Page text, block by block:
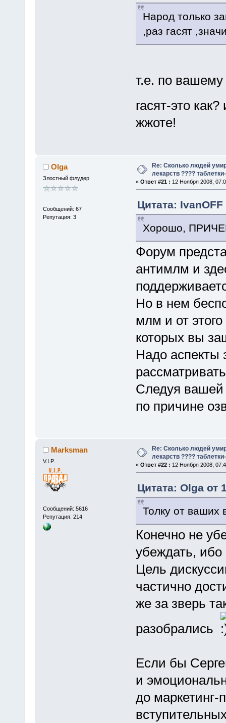
Народ только
,раз гасят
т.е. по вашему
гасят-это
жжоте!
Olga
Злостный флудер
Сообщений: 67
Репутация: 3
Re: Сколько людей
лекарств ????
« Ответ #21 : 12 Ноября 2008,
Цитата:
Хорошо,
Форум
антимлм и
Но в нем
млм и от
которых вы
Надо аспекты
Следуя вашей
по причине
Marksman
V.I.P.
Сообщений: 5616
Репутация: 214
Re: Сколько людей
лекарств ????
« Ответ #22 : 12 Ноября 2008,
Цитата: Olga от
Толку от ваших
Конечно не
убеждать, ибо
Цель
частично
же за зверь
разобрались
Если бы
и
до